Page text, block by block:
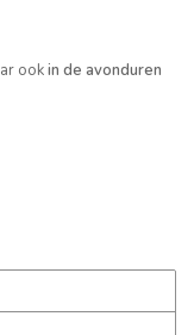
ookin de avonduren